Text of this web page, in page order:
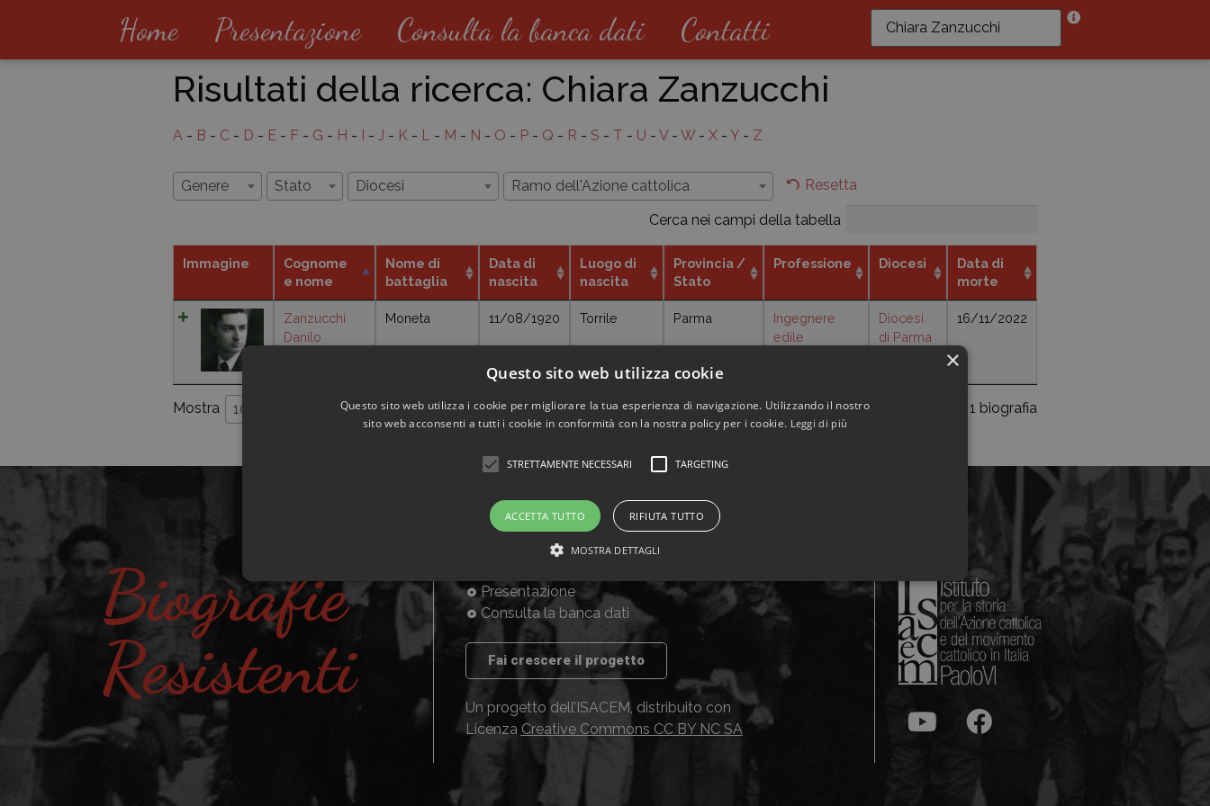
Home Presentazione Consulta la banca dati Contatti
Risultati della ricerca: Chiara Zanzucchi
A - B - C - D - E - F - G - H - I - J - K - L - M - N - O - P - Q - R - S - T - U - V - W - X - Y - Z
Genere Stato Diocesi Ramo dell'Azione cattolica Resetta
Cerca nei campi della tabella
Immagine
Cognome
e nome
Nome di
battaglia
Data di
nascita
Luogo di
nascita
Provincia /
Stato
Professione Diocesi
Data di
morte
Zanzucchi
Danilo
Moneta 11/08/1920 Torrile Parma
Ingegnere
edile
Diocesi
di Parma
16/11/2022
Mostra 10 per pagina 1 biografia
Biografie
Resistenti
Presentazione
Consulta la banca dati
Fai crescere il progetto
Un progetto dell’ISACEM, distribuito con
Licenza Creative Commons CC BY NC SA
×
Questo sito web utilizza cookie
Questo sito web utilizza i cookie per migliorare la tua esperienza di navigazione. Utilizzando il nostro
sito web acconsenti a tutti i cookie in conformità con la nostra policy per i cookie. Leggi di più
STRETTAMENTE NECESSARI TARGETING
ACCETTA TUTTO RIFIUTA TUTTO
MOSTRA DETTAGLI